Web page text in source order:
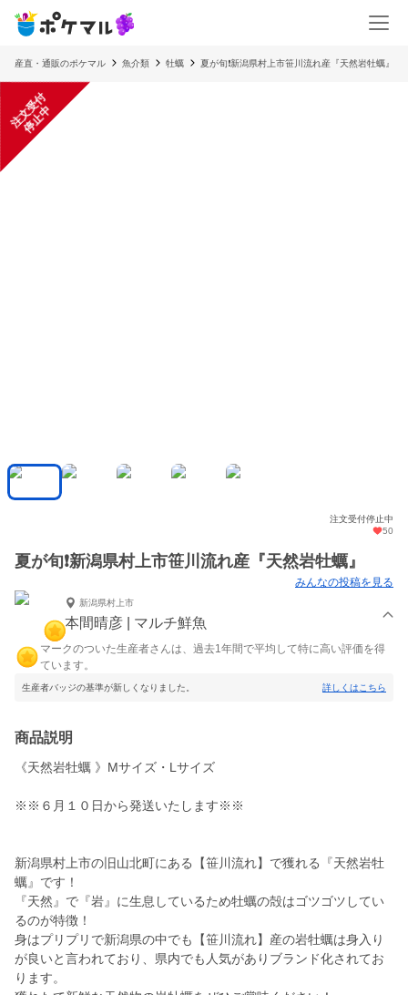
産直・通販のポケマル 魚介類 牡蠣 夏が旬❗️新潟県村上市笹川流れ産『天然岩牡蠣』
注
文
受
付
停
止
中
注文受付停止中
50
夏が旬❗️新潟県村上市笹川流れ産『天然岩牡蠣』
みんなの投稿を見る
新潟県村上市
本間晴彦 | マルチ鮮魚
マークのついた生産者さんは、過去1年間で平均して特に高い評価を得
ています。
生産者バッジの基準が新しくなりました。 詳しくはこちら
商品説明
《天然岩牡蠣 》Mサイズ・Lサイズ
※※６月１０日から発送いたします※※
新潟県村上市の旧山北町にある【笹川流れ】で獲れる『天然岩牡
蠣』です！
『天然』で『岩』に生息しているため牡蠣の殻はゴツゴツしてい
るのが特徴！
身はプリプリで新潟県の中でも【笹川流れ】産の岩牡蠣は身入り
が良いと言われており、県内でも人気がありブランド化されてお
ります。